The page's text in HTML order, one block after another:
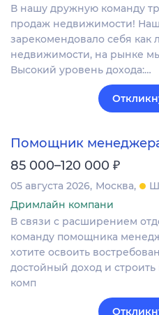
В нашу дружную команду
продаж недвижимости!
зарекомендовало себя как
недвижимости, на рынке
Высокий уровень дохода:…
Помощник
85 000–120 000 ₽
05 августа 2026 Москва
Дримлайн компани
В связи с расширением
команду помощника
хотите освоить
достойный доход и строить
комп